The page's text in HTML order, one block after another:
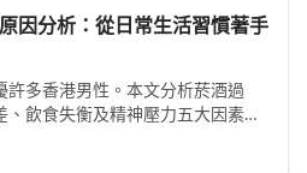
因分析：從日常生活習慣著手
許多香港男性。本文分析菸酒過
飲食失衡及精神壓力五大因素如